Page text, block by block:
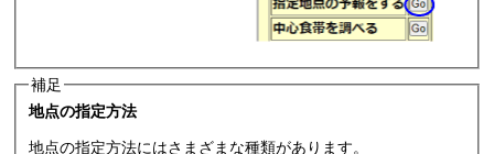
補足
地点の指定方法
地点の指定方法にはさまざまな種類があります。